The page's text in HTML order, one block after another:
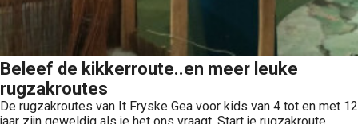
Beleef de kikkerroute..en meer leuke
rugzakroutes
De rugzakroutes van It Fryske Gea voor kids van 4 tot en met 12